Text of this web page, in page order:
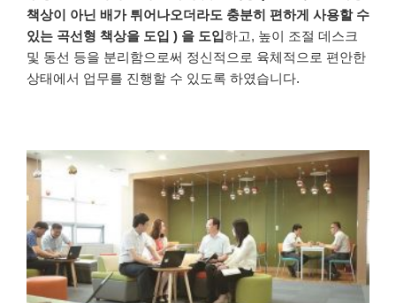
책상이 아닌 배가 튀어나오더라도 충분히 편하게 사용할 수
있는 곡선형 책상을 도입 ) 을 도입하고, 높이 조절 데스크
및 동선 등을 분리함으로써 정신적으로 육체적으로 편안한
상태에서 업무를 진행할 수 있도록 하였습니다.